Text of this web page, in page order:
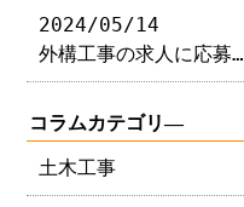
2024/05/14
外構工事の求人に応募…
コラムカテゴリ―
土木工事